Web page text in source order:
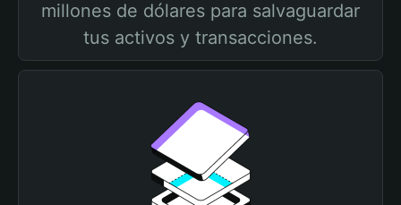
millones de dólares para salvaguardar
tus activos y transacciones.